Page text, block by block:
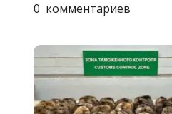
0 комментариев